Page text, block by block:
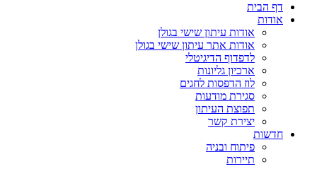
דף הבית
אודות
אודות עיתון שישי בגולן
אודות אתר עיתון שישי בגולן
לדפדוף הדיגיטלי
ארכיון גליונות
לוז הדפסות לחגים
סגירת מודעות
תפוצת העיתון
יצירת קשר
חדשות
פיתוח ובניה
תיירות